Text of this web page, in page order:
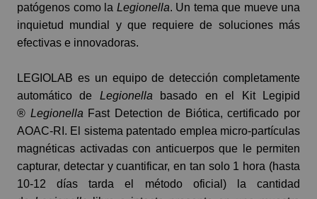
patógenos como la Legionella. Un tema que mueve una
inquietud mundial y que requiere de soluciones más
efectivas e innovadoras.
LEGIOLAB es un equipo de detección completamente
automático de Legionella basado en el Kit Legipid
® Legionella Fast Detection de Biótica, certificado por
AOAC-RI. El sistema patentado emplea micro-partículas
magnéticas activadas con anticuerpos que le permiten
capturar, detectar y cuantificar, en tan solo 1 hora (hasta
10-12 días tarda el método oficial) la cantidad